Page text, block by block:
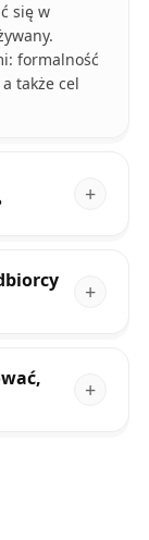
się w
formalność
także cel